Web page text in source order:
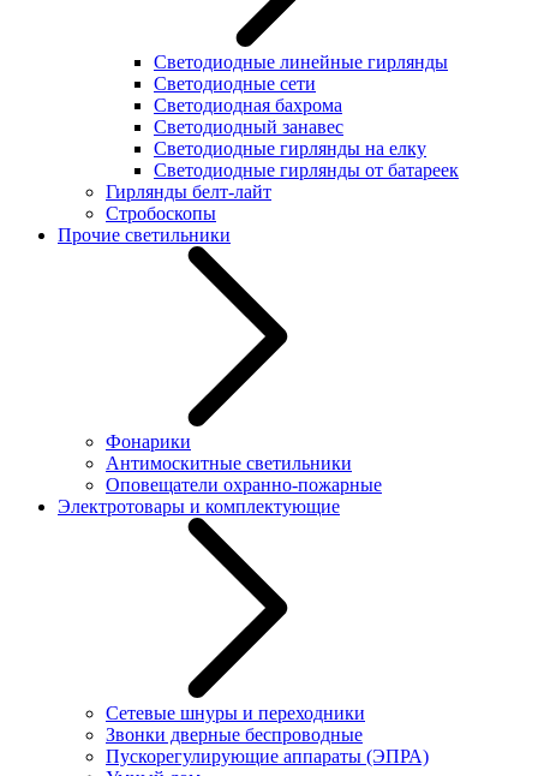
Светодиодные линейные гирлянды
Светодиодные сети
Светодиодная бахрома
Светодиодный занавес
Светодиодные гирлянды на елку
Светодиодные гирлянды от батареек
Гирлянды белт-лайт
Стробоскопы
Прочие светильники
Фонарики
Антимоскитные светильники
Оповещатели охранно-пожарные
Электротовары и комплектующие
Сетевые шнуры и переходники
Звонки дверные беспроводные
Пускорегулирующие аппараты (ЭПРА)